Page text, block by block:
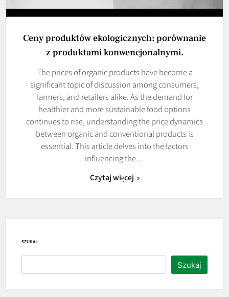
Ceny produktów ekologicznych: porównanie
z produktami konwencjonalnymi.
The prices of organic products have become a
significant topic of discussion among consumers,
farmers, and retailers alike. As the demand for
healthier and more sustainable food options
continues to rise, understanding the price dynamics
between organic and conventional products is
essential. This article delves into the factors
influencing the…
Czytaj więcej
SZUKAJ
Szukaj